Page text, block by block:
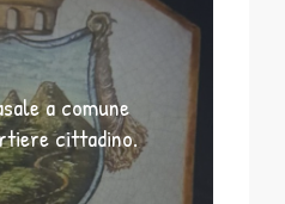
a comune
cittadino.